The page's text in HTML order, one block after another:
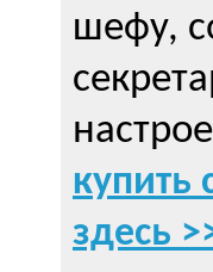
шефу,
купить
здесь